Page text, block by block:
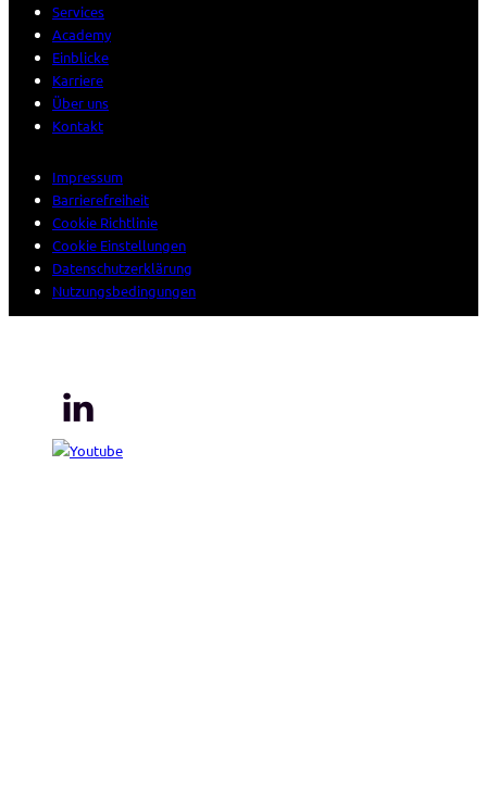
Services
Academy
Einblicke
Karriere
Über uns
Kontakt
Impressum
Barrierefreiheit
Cookie Richtlinie
Cookie Einstellungen
Datenschutzerklärung
Nutzungsbedingungen